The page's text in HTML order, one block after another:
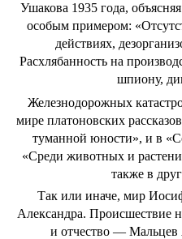
Ушакова 1935 года,
особым примером:
действиях,
Расхлябанность на
шпиону,
Железнодорожных
мире платоновских
туманной юности», и в
«Среди животных и
также в
Так или иначе, мир
Александра. Происшествие
и отчество — Мальцев